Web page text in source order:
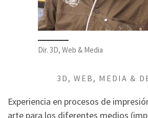
Dir. 3D, Web & Media
3D, WEB, MEDIA &
Experiencia en procesos de
arte para los diferentes medios